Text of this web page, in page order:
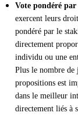
Vote pondéré
exercent leurs
pondéré par le
directement
individu ou une
Plus le nombre de
propositions est
dans le meilleur
directement liés à